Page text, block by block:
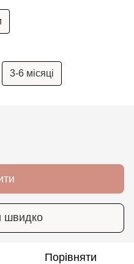
3-6 місяці
швидко
Порівняти